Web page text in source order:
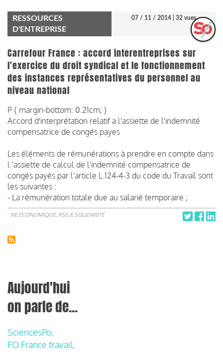
RESSOURCES
D'ENTREPRISE
07 / 11 / 2014 | 32 vues
Carrefour France : accord interentreprises sur
l'exercice du droit syndical et le fonctionnement
des instances représentatives du personnel au
niveau national
P { margin-bottom: 0.21cm; }
Accord d'interprétation relatif a l'assiette de l'indemnité
compensatrice de congés payes
Les éléments de rémunérations à prendre en compte dans
l 'assiette de calcul de l'indemnité compensatrice de
congés payés par l'article L.124-4-3 du code du Travail sont
les suivantes :
- La rémunération totale due au salarié temporaire ;
VIE ÉCONOMIQUE, RSE & SOLIDARITÉ
Aujourd'hui
on parle de...
SciencesPo,
FO France travail,